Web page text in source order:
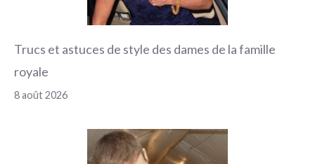
Trucs et astuces de style des dames de la famille
royale
8 août 2026